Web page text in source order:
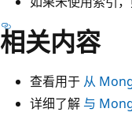
相关内容
查看用于 从
详细了解 与